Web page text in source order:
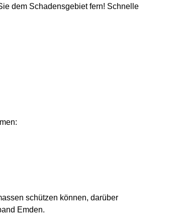
dem Schadensgebiet fern! Schnelle
schützen können, darüber
Emden.